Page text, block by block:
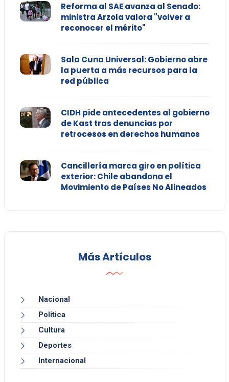
Reforma al SAE avanza al Senado:
ministra Arzola valora "volver a
reconocer el mérito"
Sala Cuna Universal: Gobierno abre
la puerta a más recursos para la
red pública
CIDH pide antecedentes al gobierno
de Kast tras denuncias por
retrocesos en derechos humanos
Cancillería marca giro en política
exterior: Chile abandona el
Movimiento de Países No Alineados
Más Artículos
Nacional
Política
Cultura
Deportes
Internacional